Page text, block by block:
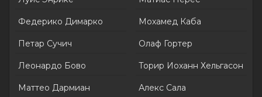
Федерико Димарко
Петар Сучич
Леонардо Бово
Маттео Дармиан
Мохамед Каба
Олаф Гортер
Торир Иоханн Хельгасон
Алекс Сала